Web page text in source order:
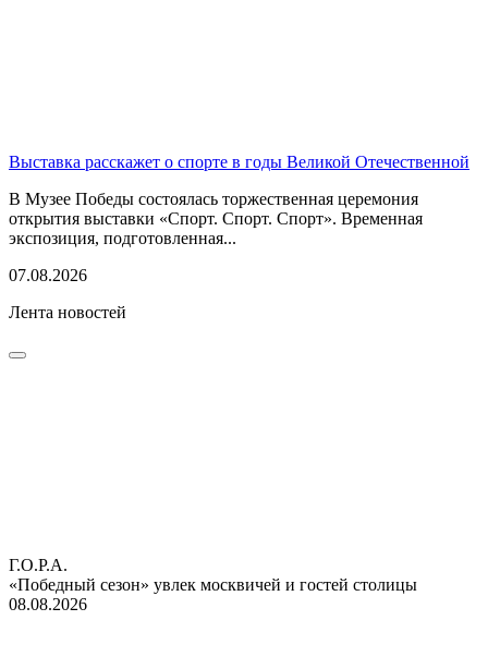
Выставка расскажет о спорте в годы Великой Отечественной
В Музее Победы состоялась торжественная церемония
открытия выставки «Спорт. Спорт. Спорт». Временная
экспозиция, подготовленная...
07.08.2026
Лента новостей
Г.О.Р.А.
«Победный сезон» увлек москвичей и гостей столицы
08.08.2026